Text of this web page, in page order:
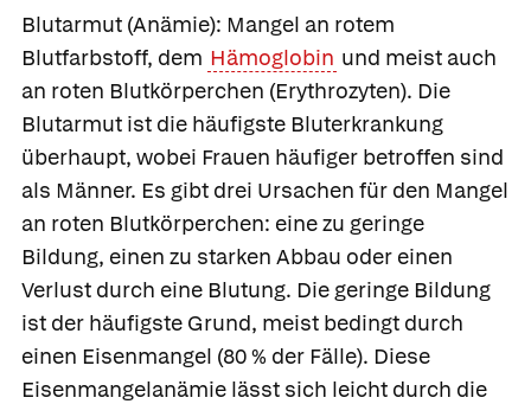
Blutarmut (Anämie): Mangel an rotem
Blutfarbstoff, dem Hämoglobin und meist auch
an roten Blutkörperchen (Erythrozyten). Die
Blutarmut ist die häufigste Bluterkrankung
überhaupt, wobei Frauen häufiger betroffen sind
als Männer. Es gibt drei Ursachen für den Mangel
an roten Blutkörperchen: eine zu geringe
Bildung, einen zu starken Abbau oder einen
Verlust durch eine Blutung. Die geringe Bildung
ist der häufigste Grund, meist bedingt durch
einen Eisenmangel (80 % der Fälle). Diese
Eisenmangelanämie lässt sich leicht durch die